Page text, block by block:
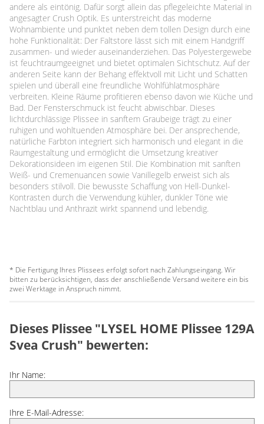
andere als eintönig. Dafür sorgt allein das pflegeleichte Material in
angesagter Crush Optik. Es unterstreicht das moderne
Wohnambiente und punktet neben dem tollen Design durch eine
hohe Funktionalität: Der Faltstore lässt sich mit einem Handgriff
zusammen- und wieder auseinanderziehen. Das Polyestergewebe
ist feuchtraumgeeignet und bietet optimalen Sichtschutz. Auf der
anderen Seite kann der Behang effektvoll mit Licht und Schatten
spielen und überall eine freundliche Wohlfühlatmosphäre
verbreiten. Kleine Räume profitieren ebenso davon wie Küche und
Bad. Der Fensterschmuck ist feucht abwischbar. Dieses
lichtdurchlässige Plissee in sanftem Graubeige trägt zu einer
ruhigen und wohltuenden Atmosphäre bei. Der ansprechende,
natürliche Farbton integriert sich harmonisch und elegant in die
Raumgestaltung und ermöglicht die Umsetzung kreativer
Dekorationsideen im eigenen Stil. Die Kombination mit sanften
Weiß- und Cremenuancen sowie Vanillegelb erweist sich als
besonders stilvoll. Die bewusste Schaffung von Hell-Dunkel-
Kontrasten durch die Verwendung kühler, dunkler Töne wie
Nachtblau und Anthrazit wirkt spannend und lebendig.
* Die Fertigung Ihres Plissees erfolgt sofort nach Zahlungseingang. Wir
bitten zu berücksichtigen, dass der anschließende Versand weitere ein bis
zwei Werktage in Anspruch nimmt.
Dieses Plissee "LYSEL HOME Plissee 129A
Svea Crush" bewerten:
Ihr Name:
Ihre E-Mail-Adresse: